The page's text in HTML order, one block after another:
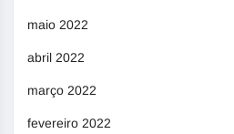
maio 2022
abril 2022
março 2022
fevereiro 2022